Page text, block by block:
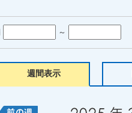
～
週間表示